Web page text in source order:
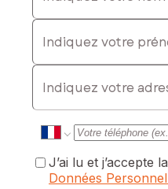
Indiquez votre prénom
E-mail
J’ai lu et j’accepte la
Données